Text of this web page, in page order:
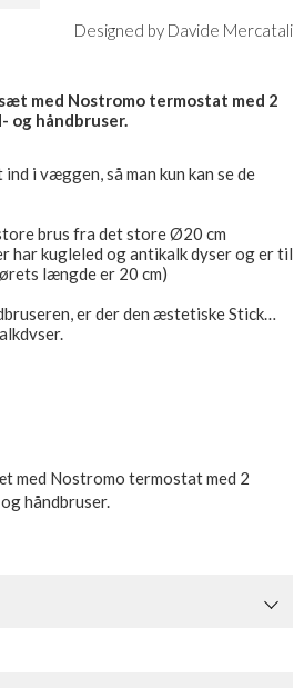
Designed by Davide Mercatali
med Nostromo termostat med 2
og håndbruser.
i væggen, så man kun kan se de
brus fra det store Ø20 cm
har kugleled og antikalk dyser og er til
længde er 20 cm)
er der den æstetiske Stick
indbygningstermostat batteri inkl
og overgangsstykker, dækvinkler
da typerne af fittings
lækagesikringer til dette armatur.
produkter.
med Nostromo termostat med 2
håndbruser.